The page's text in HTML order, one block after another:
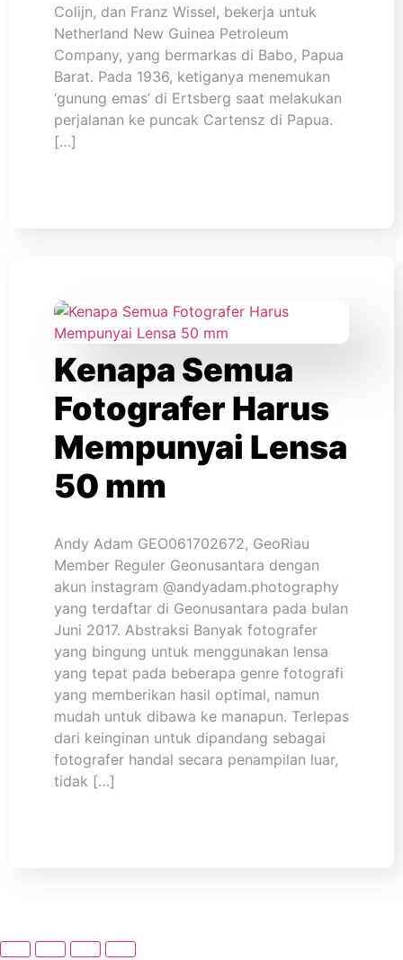
Colijn, dan Franz Wissel, bekerja untuk
Netherland New Guinea Petroleum
Company, yang bermarkas di Babo, Papua
Barat. Pada 1936, ketiganya menemukan
‘gunung emas’ di Ertsberg saat melakukan
perjalanan ke puncak Cartensz di Papua.
[…]
Kenapa Semua
Fotografer Harus
Mempunyai Lensa
50 mm
Andy Adam GEO061702672, GeoRiau
Member Reguler Geonusantara dengan
akun instagram @andyadam.photography
yang terdaftar di Geonusantara pada bulan
Juni 2017. Abstraksi Banyak fotografer
yang bingung untuk menggunakan lensa
yang tepat pada beberapa genre fotografi
yang memberikan hasil optimal, namun
mudah untuk dibawa ke manapun. Terlepas
dari keinginan untuk dipandang sebagai
fotografer handal secara penampilan luar,
tidak […]